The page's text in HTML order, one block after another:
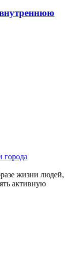
жизни людей,
активную